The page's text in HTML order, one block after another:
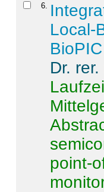
6
Local-
BioPIC
Dr.
point-